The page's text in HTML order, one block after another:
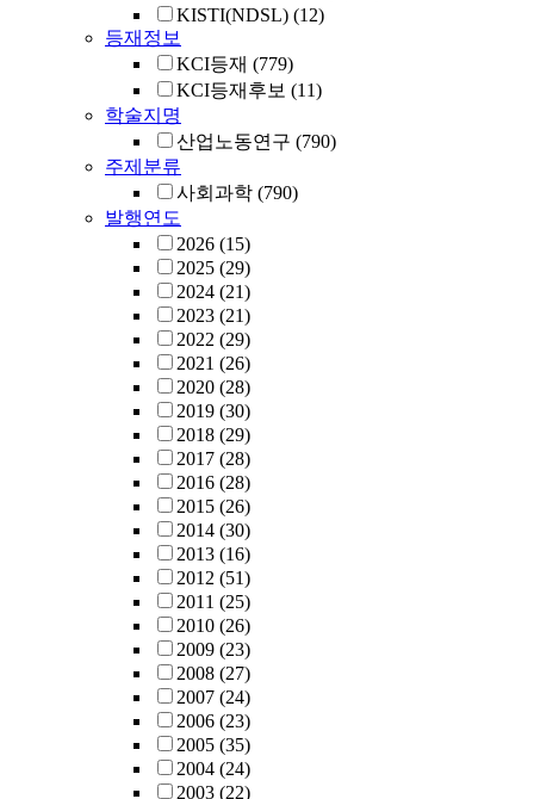
KISTI(NDSL) (12)
등재정보
KCI등재 (779)
KCI등재후보 (11)
학술지명
산업노동연구 (790)
주제분류
사회과학 (790)
발행연도
2026 (15)
2025 (29)
2024 (21)
2023 (21)
2022 (29)
2021 (26)
2020 (28)
2019 (30)
2018 (29)
2017 (28)
2016 (28)
2015 (26)
2014 (30)
2013 (16)
2012 (51)
2011 (25)
2010 (26)
2009 (23)
2008 (27)
2007 (24)
2006 (23)
2005 (35)
2004 (24)
2003 (22)